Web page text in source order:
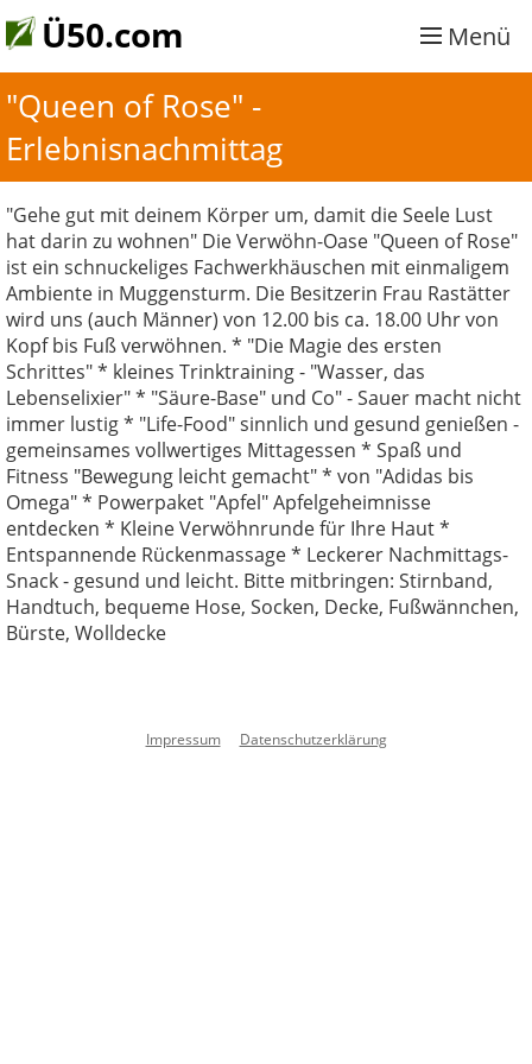
Ü50.com Menü
"Queen of Rose" -
Erlebnisnachmittag
"Gehe gut mit deinem Körper um, damit die Seele Lust
hat darin zu wohnen" Die Verwöhn-Oase "Queen of Rose"
ist ein schnuckeliges Fachwerkhäuschen mit einmaligem
Ambiente in Muggensturm. Die Besitzerin Frau Rastätter
wird uns (auch Männer) von 12.00 bis ca. 18.00 Uhr von
Kopf bis Fuß verwöhnen. * "Die Magie des ersten
Schrittes" * kleines Trinktraining - "Wasser, das
Lebenselixier" * "Säure-Base" und Co" - Sauer macht nicht
immer lustig * "Life-Food" sinnlich und gesund genießen -
gemeinsames vollwertiges Mittagessen * Spaß und
Fitness "Bewegung leicht gemacht" * von "Adidas bis
Omega" * Powerpaket "Apfel" Apfelgeheimnisse
entdecken * Kleine Verwöhnrunde für Ihre Haut *
Entspannende Rückenmassage * Leckerer Nachmittags-
Snack - gesund und leicht. Bitte mitbringen: Stirnband,
Handtuch, bequeme Hose, Socken, Decke, Fußwännchen,
Bürste, Wolldecke
Impressum Datenschutzerklärung